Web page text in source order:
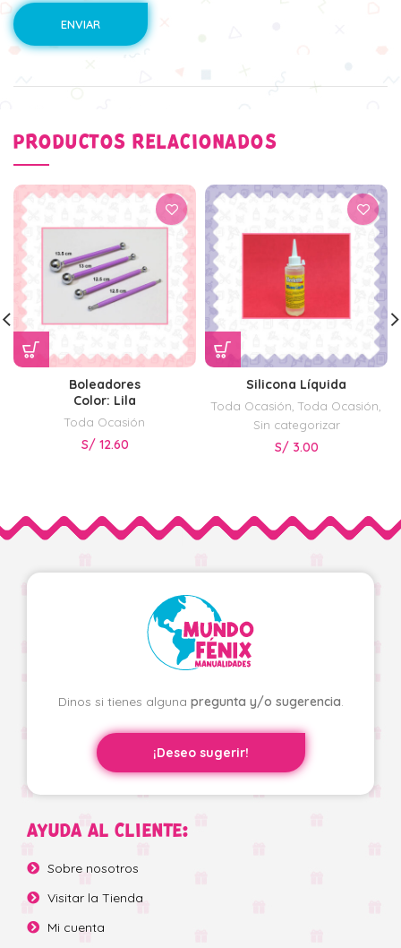
PRODUCTOS RELACIONADOS
Boleadores
Color: Lila
Toda Ocasión
S/ 12.60
Silicona Líquida
Toda Ocasión,Toda Ocasión,
Sin categorizar
S/ 3.00
Dinos si tienes alguna pregunta y/o sugerencia.
¡Deseo sugerir!
AYUDA AL CLIENTE:
Sobre nosotros
Visitar la Tienda
Mi cuenta